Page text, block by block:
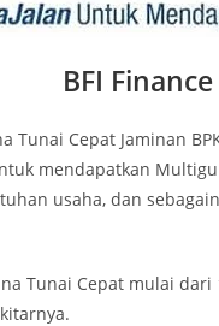
BFI
Tunai Cepat Jaminan
mendapatkan
usaha, dan
Tunai Cepat mulai dari